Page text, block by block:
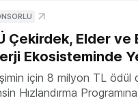
Çekirdek, Elder ve
Ekosisteminde
için 8 milyon TL ödül
Hızlandırma